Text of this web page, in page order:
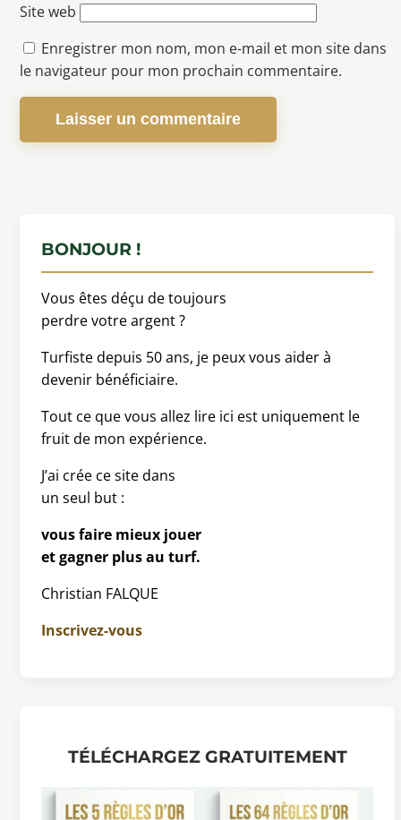
Site web
Enregistrer mon nom, mon e-mail et mon site dans
le navigateur pour mon prochain commentaire.
BONJOUR !
Vous êtes déçu de toujours
perdre votre argent ?
Turfiste depuis 50 ans, je peux vous aider à
devenir bénéficiaire.
Tout ce que vous allez lire ici est uniquement le
fruit de mon expérience.
J’ai crée ce site dans
un seul but :
vous faire mieux jouer
et gagner plus au turf.
Christian FALQUE
Inscrivez-vous
TÉLÉCHARGEZ GRATUITEMENT